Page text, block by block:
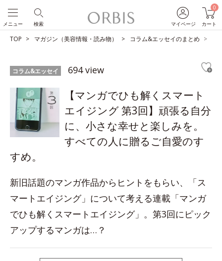
マイページ
0
カート
検索
メニュー
TOP マガジン（美容情報・読み物） コラム&エッセイのまとめ
コラム&エッセイ 694 view
【マンガでひも解くスマート
エイジング 第3回】頑張る自分
に、小さな幸せと楽しみを。
すべての人に贈るご自愛のす
すめ。
新旧話題のマンガ作品からヒントをもらい、「ス
マートエイジング」について考える連載「マンガ
でひも解くスマートエイジング」。第3回にピック
アップするマンガは…？